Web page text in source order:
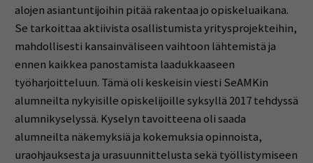
alojen asiantuntijoihin pitää rakentaa jo opiskeluaikana.
Se tarkoittaa aktiivista osallistumista yritysprojekteihin,
mahdollisesti kansainväliseen vaihtoon lähtemistä ja
ennen kaikkea panostamista laadukkaaseen
työharjoitteluun. Tämä oli keskeisin viesti SeAMKin
alumneilta nykyisille opiskelijoille syksyllä 2017 tehdyssä
alumnikyselyssä. Kyselyn tavoitteena oli saada
alumneilta näkemyksiä ja kokemuksia opinnoista,
uraohjauksesta ja urasuunnittelusta sekä työllistymiseen